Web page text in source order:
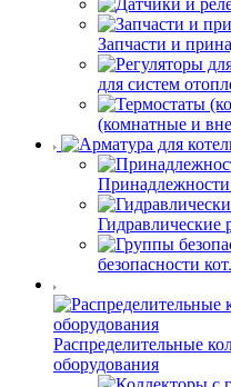
Запчасти и
для систем
(комнатные и
Принадлежности
Гидравлические
безопасности
Распределительные
оборудования